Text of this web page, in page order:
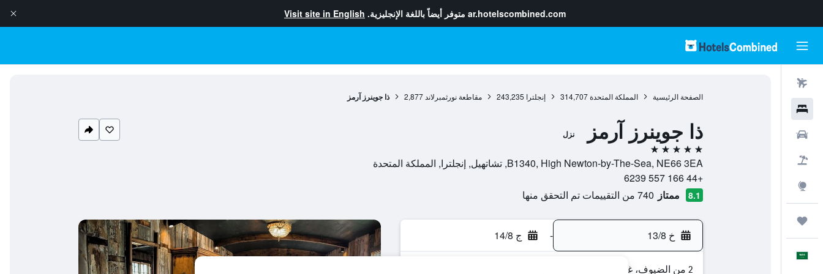
ar.hotelscombined.com متوفر أيضاً باللغة الإنجليزية. Visit site in English
الصفحة الرئيسية المملكة المتحدة 314,707 إنجلترا 243,235 مقاطعة نورثمبرلاند 2,877 ذا جوينرز آرمز
ذا جوينرز آرمز نزل
5 نجوم
B1340, High Newton-by-The-Sea, NE66 3EA, تشاتهيل, إنجلترا, المملكة المتحدة
+44 166 557 6239
8.1 ممتاز 740 من التقييمات تم التحقق منها
خ 13/8 - ج 14/8
2 من الضيوف، غرفة واحدة